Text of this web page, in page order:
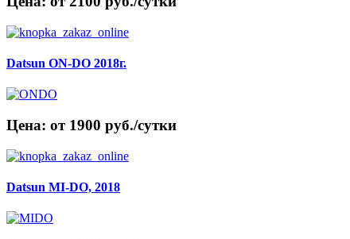
Datsun ON-DO 2018г.
Цена: от 1900 руб./сутки
Datsun MI-DO, 2018